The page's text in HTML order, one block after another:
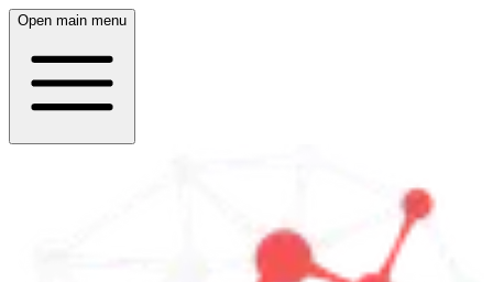
Open main menu